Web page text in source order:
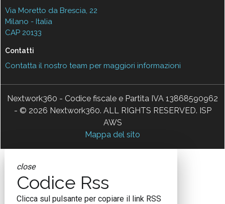
Via Moretto da Brescia, 22
Milano - Italia
CAP 20133
Contatti
Contatta il nostro team per maggiori informazioni
Nextwork360 - Codice fiscale e Partita IVA 13868590962
- © 2026 Nextwork360. ALL RIGHTS RESERVED. ISP
AWS
Mappa del sito
close
Codice Rss
Clicca sul pulsante per copiare il link RSS